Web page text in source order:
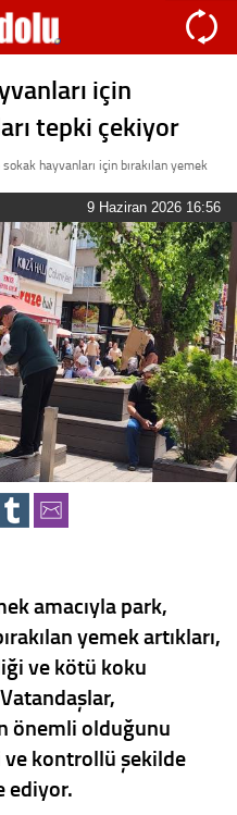
için
tepki çekiyor
hayvanları için bırakılan yemek
9 Haziran 2026 16:56
amacıyla park,
yemek artıkları,
ve kötü koku
önemli olduğunu
kontrollü şekilde
ediyor.